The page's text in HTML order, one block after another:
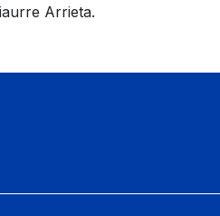
Arrieta.